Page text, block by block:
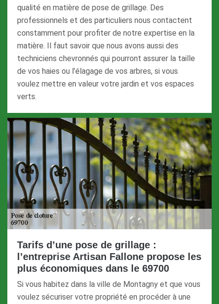
qualité en matière de pose de grillage. Des
professionnels et des particuliers nous contactent
constamment pour profiter de notre expertise en la
matière. Il faut savoir que nous avons aussi des
techniciens chevronnés qui pourront assurer la taille
de vos haies ou l’élagage de vos arbres, si vous
voulez mettre en valeur votre jardin et vos espaces
verts.
Tarifs d’une pose de grillage :
l’entreprise Artisan Fallone propose les
plus économiques dans le 69700
Si vous habitez dans la ville de Montagny et que vous
voulez sécuriser votre propriété en procéder à une